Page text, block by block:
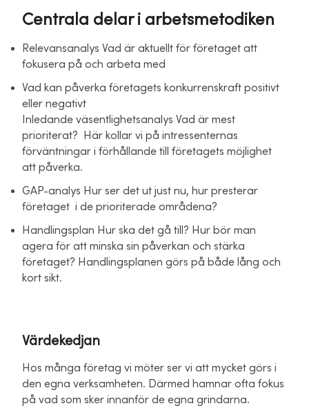
Centrala delar i arbetsmetodiken
Relevansanalys Vad är aktuellt för företaget att
fokusera på och arbeta med
Vad kan påverka företagets konkurrenskraft positivt
eller negativt
Inledande väsentlighetsanalys Vad är mest
prioriterat? Här kollar vi på intressenternas
förväntningar i förhållande till företagets möjlighet
att påverka.
GAP-analys Hur ser det ut just nu, hur presterar
företaget i de prioriterade områdena?
Handlingsplan Hur ska det gå till? Hur bör man
agera för att minska sin påverkan och stärka
företaget? Handlingsplanen görs på både lång och
kort sikt.
Värdekedjan
Hos många företag vi möter ser vi att mycket görs i
den egna verksamheten. Därmed hamnar ofta fokus
på vad som sker innanför de egna grindarna.